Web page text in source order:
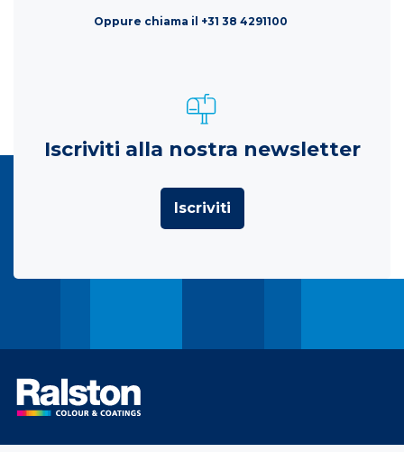
Oppure chiama il +31 38 4291100
Iscriviti alla nostra newsletter
Iscriviti